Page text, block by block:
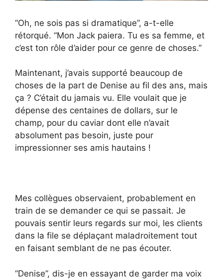
“Oh, ne sois pas si dramatique”, a-t-elle
rétorqué. “Mon Jack paiera. Tu es sa femme, et
c’est ton rôle d’aider pour ce genre de choses.”
Maintenant, j’avais supporté beaucoup de
choses de la part de Denise au fil des ans, mais
ça ? C’était du jamais vu. Elle voulait que je
dépense des centaines de dollars, sur le
champ, pour du caviar dont elle n’avait
absolument pas besoin, juste pour
impressionner ses amis hautains !
Mes collègues observaient, probablement en
train de se demander ce qui se passait. Je
pouvais sentir leurs regards sur moi, les clients
dans la file se déplaçant maladroitement tout
en faisant semblant de ne pas écouter.
“Denise”, dis-je en essayant de garder ma voix